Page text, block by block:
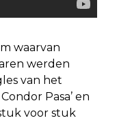
waarvan
werden
van het
Pasa’ en
voor stuk